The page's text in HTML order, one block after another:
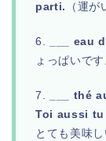
parti.
（運
6. ___ eau
ょっぱいです
7.
___ thé
Toi aussi tu
とても美味